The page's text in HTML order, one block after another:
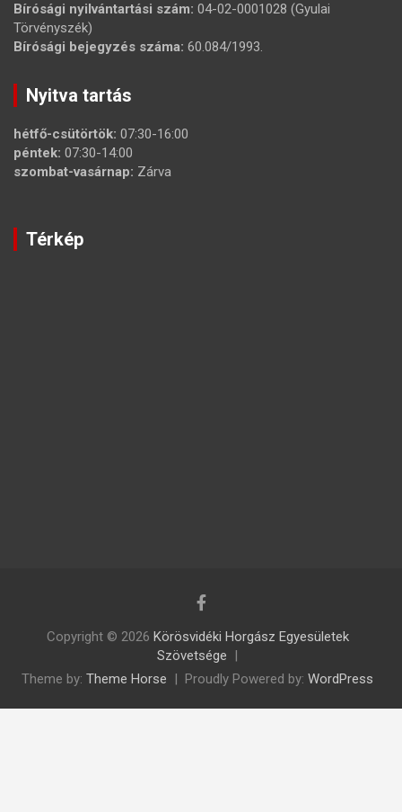
Bírósági nyilvántartási szám: 04-02-0001028 (Gyulai
Törvényszék)
Bírósági bejegyzés száma: 60.084/1993.
Nyitva tartás
hétfő-csütörtök: 07:30-16:00
péntek: 07:30-14:00
szombat-vasárnap: Zárva
Térkép
Copyright © 2026 Körösvidéki Horgász Egyesületek
Szövetsége
Theme by: Theme Horse Proudly Powered by: WordPress